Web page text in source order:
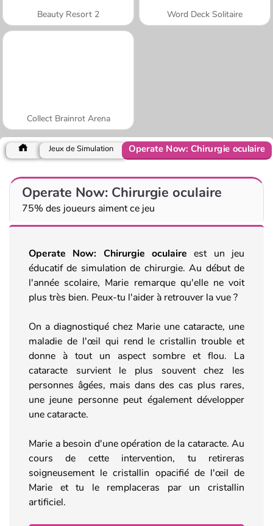
Beauty Resort 2 Word Deck Solitaire
Collect Brainrot Arena
Jeux de Simulation Operate Now: Chirurgie oculaire
Operate Now: Chirurgie oculaire
75% des joueurs aiment ce jeu
Operate Now: Chirurgie oculaire est un jeu
éducatif de simulation de chirurgie. Au début de
l'année scolaire, Marie remarque qu'elle ne voit
plus très bien. Peux-tu l'aider à retrouver la vue ?
On a diagnostiqué chez Marie une cataracte, une
maladie de l'œil qui rend le cristallin trouble et
donne à tout un aspect sombre et flou. La
cataracte survient le plus souvent chez les
personnes âgées, mais dans des cas plus rares,
une jeune personne peut également développer
une cataracte.
Marie a besoin d'une opération de la cataracte. Au
cours de cette intervention, tu retireras
soigneusement le cristallin opacifié de l'œil de
Marie et tu le remplaceras par un cristallin
artificiel.